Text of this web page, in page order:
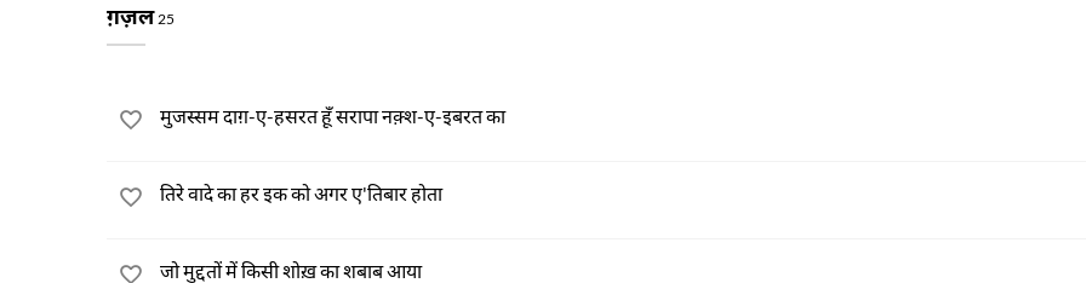
ग़ज़ल25
मुजस्सम दाग़-ए-हसरत हूँ सरापा नक़्श-ए-इबरत का
तिरे वादे का हर इक को अगर ए'तिबार होता
जो मुद्दतों में किसी शोख़ का शबाब आया